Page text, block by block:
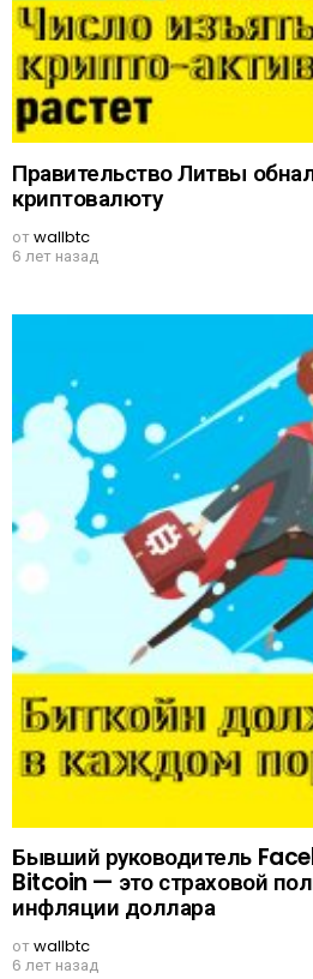
Правительство Литвы
криптовалюту
отwallbtc
6 лет назад
Бывший руководитель
Bitcoin — это страховой
инфляции доллара
отwallbtc
6 лет назад